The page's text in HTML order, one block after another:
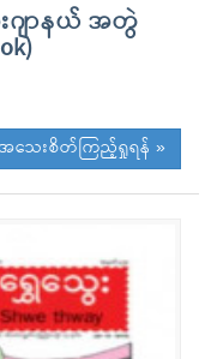
ဂျာနယ် အတွဲ
အသေးစိတ်ကြည့်ရှုရန် »